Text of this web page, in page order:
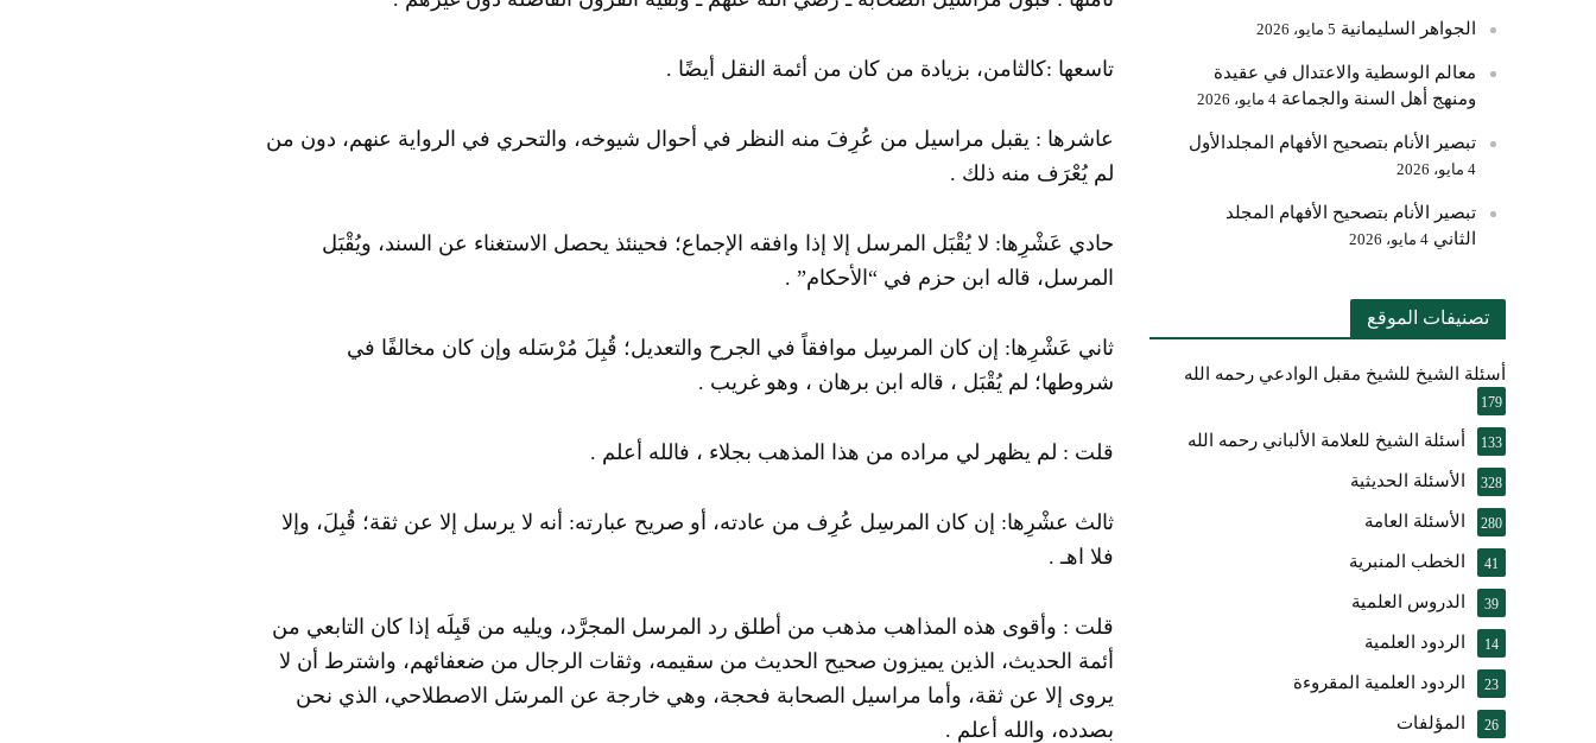
تاسعها :كالثامن، بزيادة من كان من أئمة النقل أيضًا .
عاشرها : يقبل مراسيل من عُرِفَ منه النظر في أحوال شيوخه، والتحري في الرواية عنهم، دون من
لم يُعْرَف منه ذلك .
حادي عَشْرِها: لا يُقْبَل المرسل إلا إذا وافقه الإجماع؛ فحينئذ يحصل الاستغناء عن السند، ويُقْبَل
المرسل، قاله ابن حزم في “الأحكام” .
ثاني عَشْرِها: إن كان المرسِل موافقاً في الجرح والتعديل؛ قُبِلَ مُرْسَله وإن كان مخالفًا في
شروطها؛ لم يُقْبَل ، قاله ابن برهان ، وهو غريب .
قلت : لم يظهر لي مراده من هذا المذهب بجلاء ، فالله أعلم .
ثالث عشْرِها: إن كان المرسِل عُرِف من عادته، أو صريح عبارته: أنه لا يرسل إلا عن ثقة؛ قُبِلَ، وإلا
فلا اهـ .
قلت : وأقوى هذه المذاهب مذهب من أطلق رد المرسل المجرَّد، ويليه من قَبِلَه إذا كان التابعي من
أئمة الحديث، الذين يميزون صحيح الحديث من سقيمه، وثقات الرجال من ضعفائهم، واشترط أن لا
يروى إلا عن ثقة، وأما مراسيل الصحابة فحجة، وهي خارجة عن المرسَل الاصطلاحي، الذي نحن
بصدده، والله أعلم .
الجواهر السليمانية 5 مايو، 2026
معالم الوسطية والاعتدال في عقيدة
ومنهج أهل السنة والجماعة 4 مايو، 2026
تبصير الأنام بتصحيح الأفهام المجلدالأول
4 مايو، 2026
تبصير الأنام بتصحيح الأفهام المجلد
الثاني 4 مايو، 2026
تصنيفات الموقع
أسئلة الشيخ للشيخ مقبل الوادعي رحمه الله
179
أسئلة الشيخ للعلامة الألباني رحمه الله 133
الأسئلة الحديثية 328
الأسئلة العامة 280
الخطب المنبرية 41
الدروس العلمية 39
الردود العلمية 14
الردود العلمية المقروءة 23
المؤلفات 26